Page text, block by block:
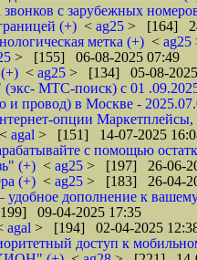
с зарубежных
(+) < ag25 > [164]
метка (+) < ag25
> [155] 06-08-2025 07:49
< ag25 > [134] 05-08-2025
МТС-поиск) с 01
провод) в Москве -
Маркетплейсы,
< agal > [151] 14-07-2025
с помощью
(+) < ag25 > [197] 26-06-
(+) < ag25 > [183] 26-04-
дополнение к вашему
09-04-2025 17:35
agal > [194] 02-04-2025
доступ к